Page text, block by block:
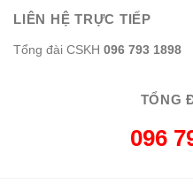
LIÊN HỆ TRỰC TIẾP
Tổng đài CSKH 096 793 1898
TỔNG
096